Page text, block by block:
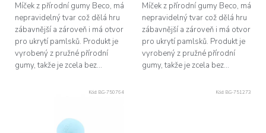
Míček z přírodní gumy Beco, má
nepravidelný tvar což dělá hru
zábavnější a zároveň i má otvor
pro ukrytí pamlsků. Produkt je
vyrobený z pružné přírodní
gumy, takže je zcela bez...
Míček z přírodní gumy Beco, má
nepravidelný tvar což dělá hru
zábavnější a zároveň i má otvor
pro ukrytí pamlsků. Produkt je
vyrobený z pružné přírodní
gumy, takže je zcela bez...
Kód: BG-750764 Kód: BG-751273